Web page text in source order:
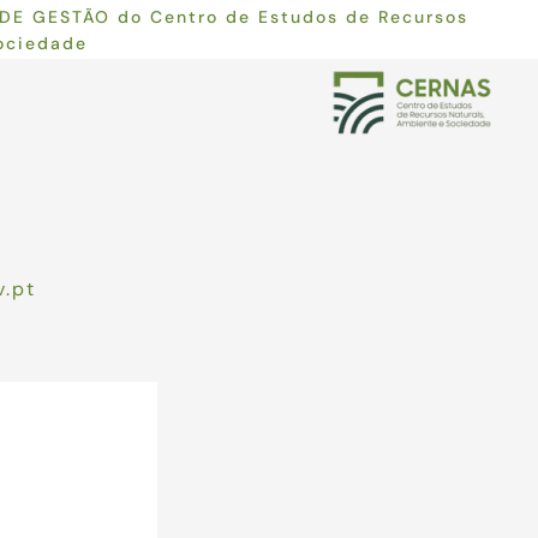
DE GESTÃO do Centro de Estudos de Recursos